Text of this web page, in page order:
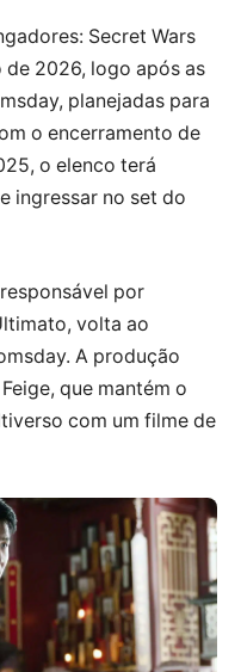
Secret Wars
2026, logo após as
planejadas para
o encerramento de
o elenco terá
ingressar no set do
por
volta ao
A produção
que mantém o
com um filme de